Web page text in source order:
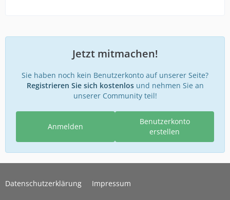
Jetzt mitmachen!
Sie haben noch kein Benutzerkonto auf unserer Seite?
Registrieren Sie sich kostenlosund nehmen Sie an
unserer Community teil!
Benutzerkonto
erstellen
Anmelden
Datenschutzerklärung Impressum